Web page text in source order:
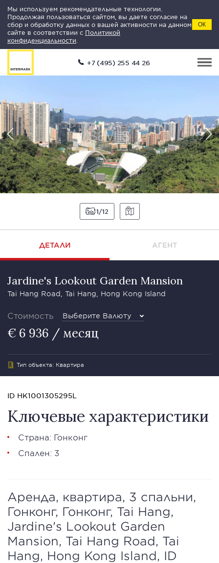
Мы используем рекомендательные технологии.
Продолжая пользоваться сайтом, вы даете согласие на
сбор и обработку данных о вашей активности на данном
сайте в соответствии с Политикой
конфиденциальности
ОК
+7 (495) 255 44 26
1 12
ДЕТАЛИ АГЕНТ
Jardine's Lookout Garden Mansion
Tai Hang Road, Tai Hang, Hong Kong Island
Стоимость Выберите Валюту
€ 6 936 / месяц
Тип объекта: Квартира
ID HK1001305295L
Ключевые характеристики
Страна: Гонконг
Спален: 3
Аренда, квартира, 3 спальни,
Гонконг, Гонконг, Tai Hang,
Jardine's Lookout Garden
Mansion, Tai Hang Road, Tai
Hang, Hong Kong Island, ID